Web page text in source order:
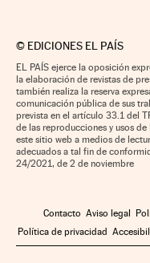
© EDICIONES EL PAÍS
EL PAÍS ejerce la oposición
la elaboración de revistas de
también realiza la reserva
comunicación pública de sus
prevista en el artículo 33.1 del
de las reproducciones y usos
este sitio web a medios de
adecuados a tal fin de
24/2021, de 2 de noviembre
Contacto Aviso legal
Política de privacidad